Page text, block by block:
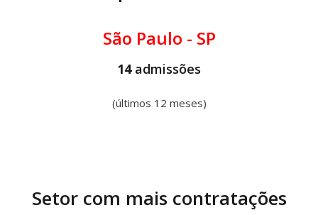
São Paulo - SP
14 admissões
(últimos 12 meses)
Setor com mais contratações